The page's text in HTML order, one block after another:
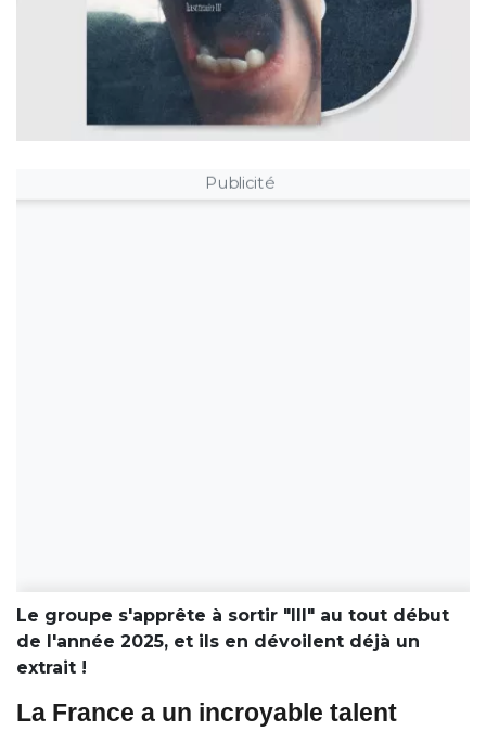
Publicité
Le groupe s'apprête à sortir "III" au tout début
de l'année 2025, et ils en dévoilent déjà un
extrait !
La France a un incroyable talent